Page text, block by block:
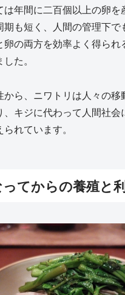
は年間に二百個以上の卵を
期も短く、人間の管理下で
卵の両方を効率よく得られ
た。
から、ニワトリは人々の移
、キジに代わって人間社会
れています。
てからの養殖と